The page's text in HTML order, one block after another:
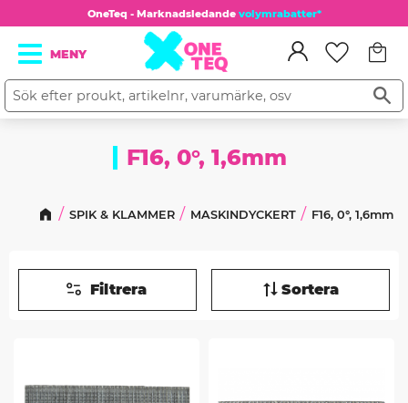
Meny
OneTeq - Marknadsledande volymrabatter*
F16, 0°, 1,6mm
SPIK & KLAMMER MASKINDYCKERT F16, 0°, 1,6mm
Filtrera Sortera